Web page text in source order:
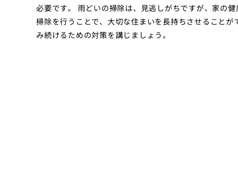
必要です。 雨どいの掃除は、見逃しがちですが、家の
掃除を行うことで、大切な住まいを長持ちさせること
み続けるための対策を講じましょう。